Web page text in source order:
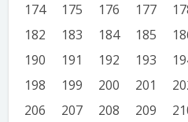
174
175 176 177
182
183 184 185
190
191 192 193
198
199 200 201
206
207 208 209